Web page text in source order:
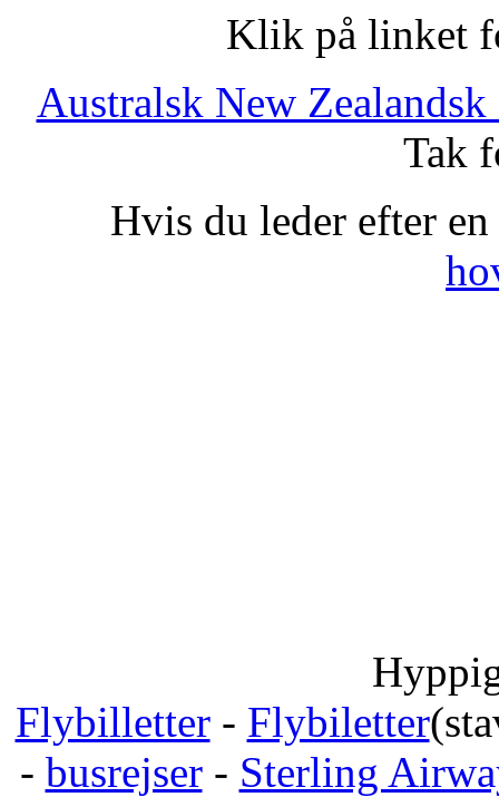
Klik på linket
Australsk New
Tak
Hvis du leder efter
Flybilletter- Flybiletter
- busrejser- Sterling